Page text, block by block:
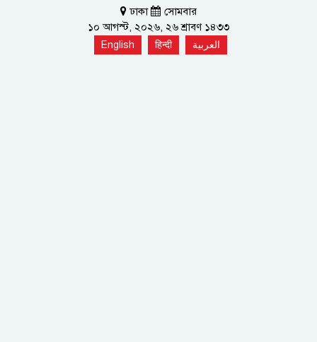
ঢাকা
সোমবার
১০ আগস্ট, ২০২৬, ২৬ শ্রাবণ ১৪৩৩
English हिन्दी العربية